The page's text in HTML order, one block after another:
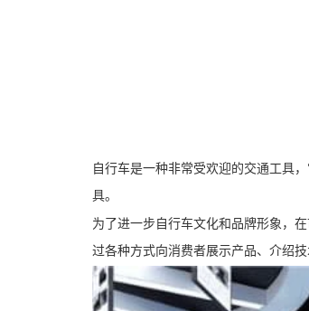
自行车是一种非常受欢迎的交通工具
具。
为了进一步自行车文化和品牌形象，
过各种方式向消费者展示产品、介绍技